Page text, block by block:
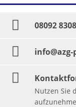
08092
info@azg-
Nutzen Sie